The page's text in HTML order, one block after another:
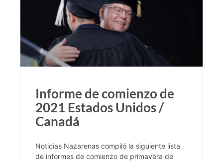
Informe de comienzo de
2021 Estados Unidos /
Canadá
Noticias Nazarenas compiló la siguiente lista
de informes de comienzo de primavera de